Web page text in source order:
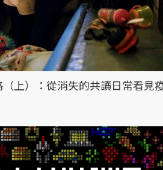
上）：從消失的共讀日常看見